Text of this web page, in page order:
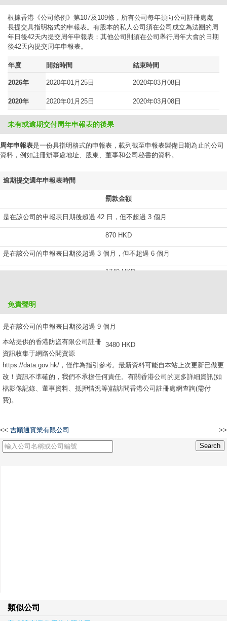
根據香港《公司條例》第107及109條，所有公司每年須向公司註冊處處
長提交具指明格式的申報表。有股本的私人公司須在公司成立為法團的周
年日後42天內提交周年申報表；其他公司則須在公司舉行周年大會的日期
後42天內提交周年申報表。
年度 開始時間 結束時間
2026年 2020年01月25日 2020年03月08日
2020年 2020年01月25日 2020年03月08日
未有或逾期交付周年申報表的後果
周年申報表是一份具指明格式的申報表，載列截至申報表製備日期為止的公司
資料，例如註冊辦事處地址、股東、董事和公司秘書的資料。
逾期提交週年申報表時間
罰款金額
是在該公司的申報表日期後超過 42 日，但不超過 3 個月
870 HKD
是在該公司的申報表日期後超過 3 個月，但不超過 6 個月
1740 HKD
是在該公司的申報表日期後超過 9 個月
3480 HKD
免責聲明
本站提供的香港防盜有限公司註冊
資訊收集于網路公開資源
https://data.gov.hk/，僅作為指引參考。最新資料可能自本站上次更新已做更
改！資訊不準確的，我們不承擔任何責任。有關香港公司的更多詳細資訊(如
檔影像記錄、董事資料、抵押情況等)請訪問香港公司註冊處網查詢(需付
費)。
<< 吉順通實業有限公司 >>
類似公司